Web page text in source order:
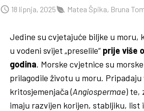
18 lipnja, 2025 Matea Špika, Bruna
Jedine su cvjetajuće biljke u moru,
u vodeni svijet „preselile“ prije više
godina. Morske cvjetnice su
prilagodile životu u moru.
kritosjemenjača (Angiospermae) te,
imaju razvijen korijen, stabljiku, list